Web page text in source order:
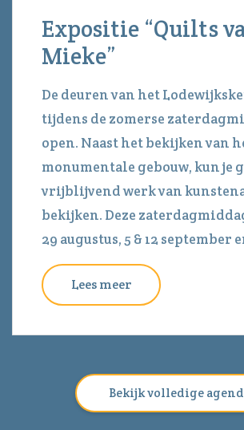
Expositie “Quilts
Mieke”
De deuren van het
tijdens de zomerse
open. Naast het bekijken van
monumentale gebouw, kun je
vrijblijvend werk van
bekijken. Deze
29 augustus, 5 & 12 september
Lees meer
Bekijk volledige